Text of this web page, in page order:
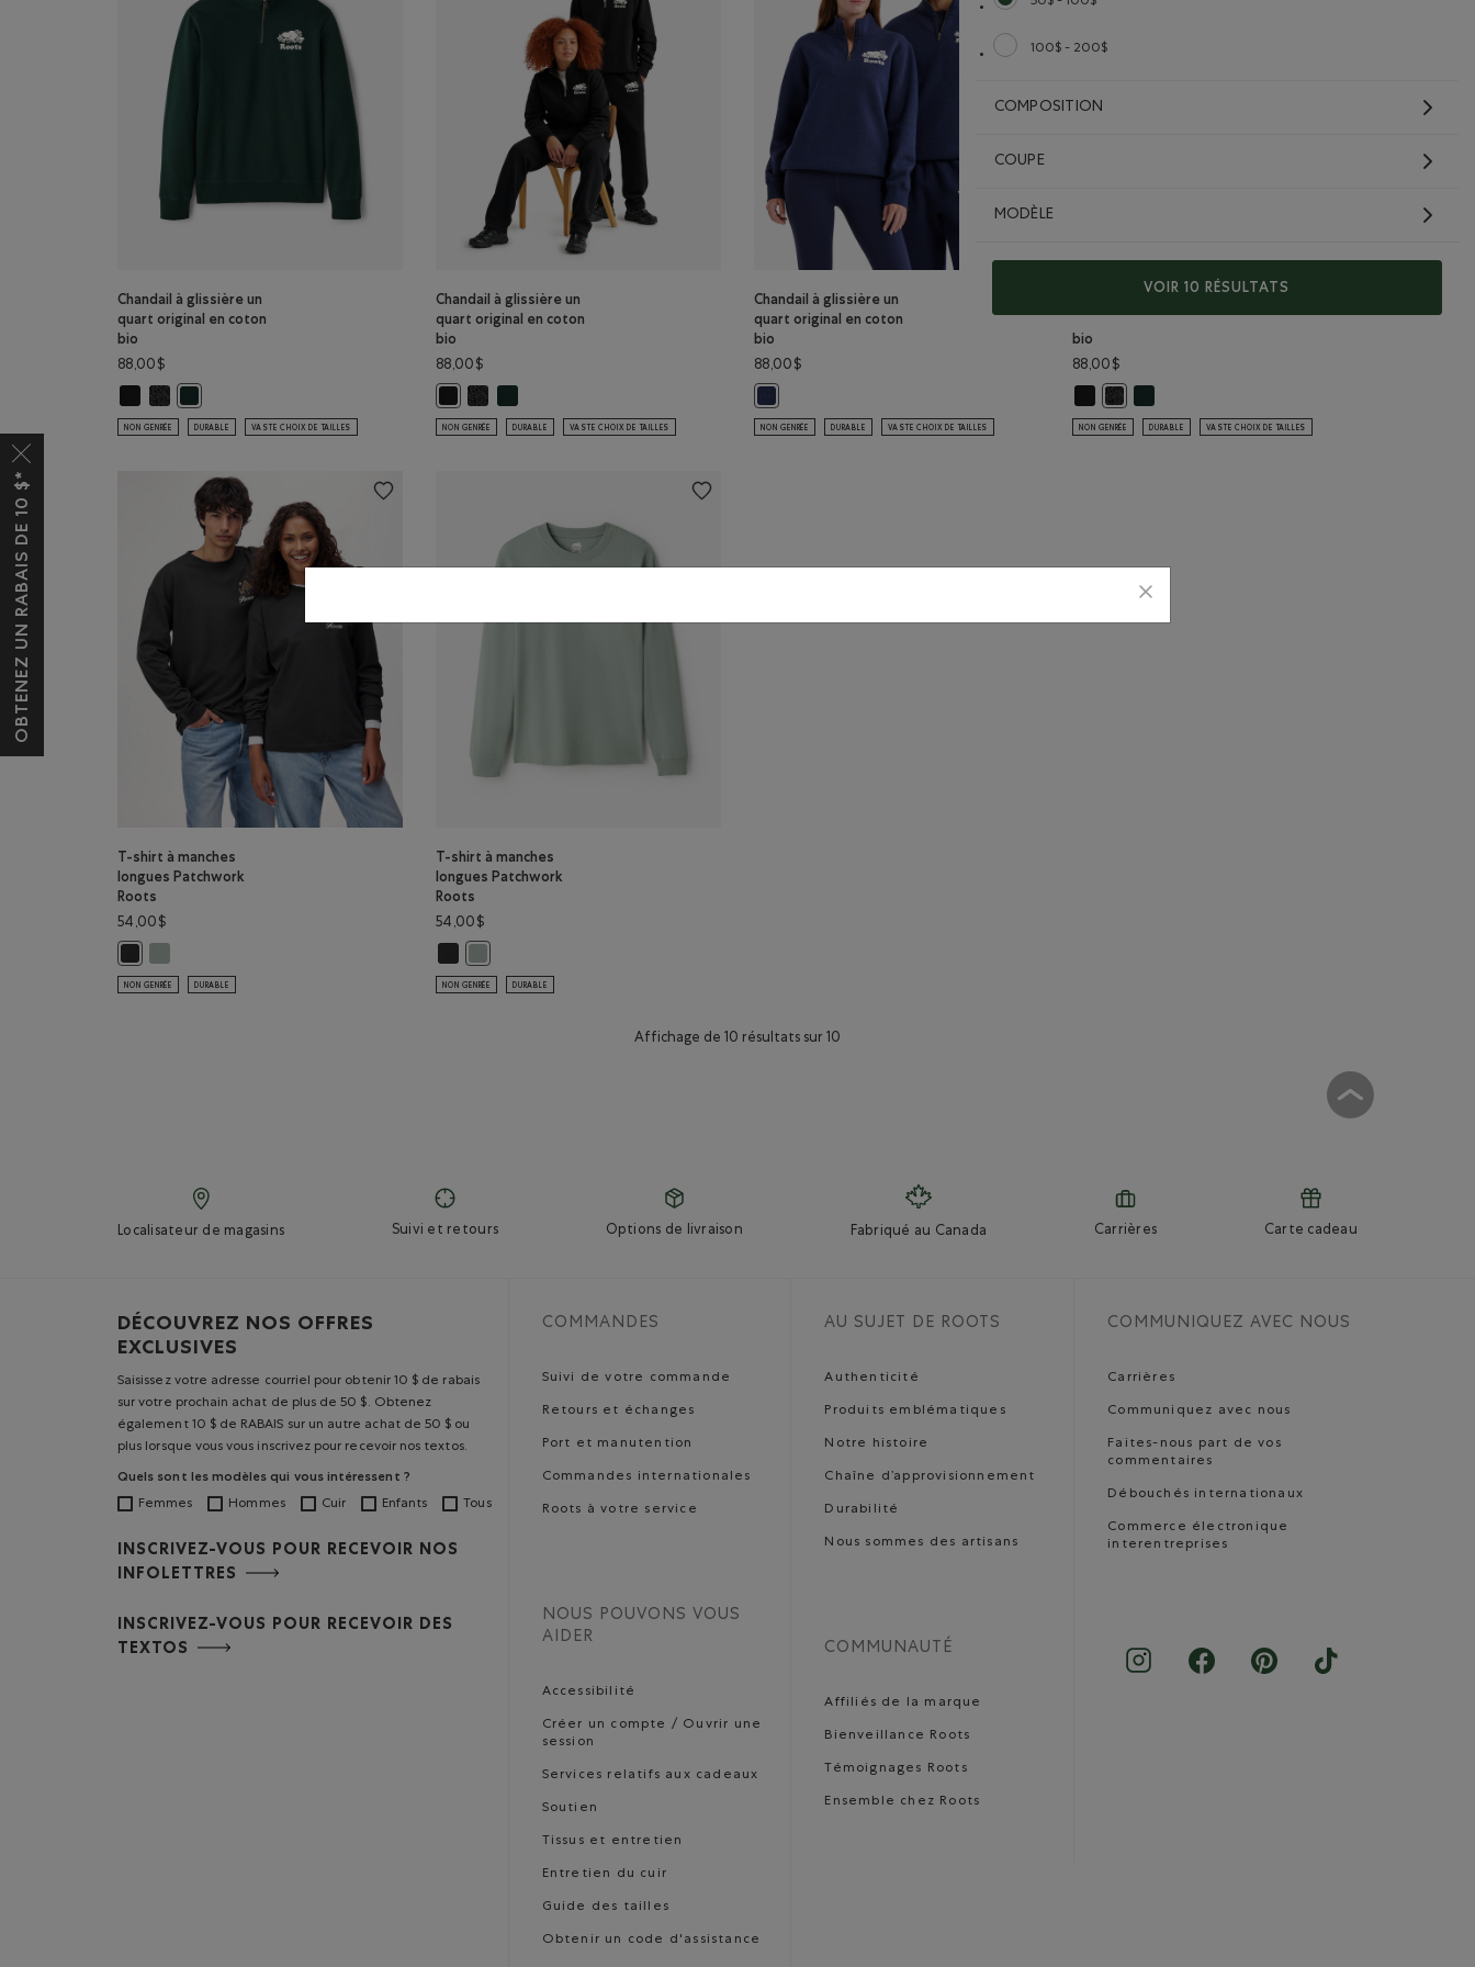
Choisir Classé selon Gamme de prix : 50$ - 100$
100$ - 200$
Classer selon Gamme de prix : 100$ - 200$
COMPOSITION
COUPE
MODÈLE
VOIR 10 RÉSULTATS
Chandail à glissière un
quart original en coton
bio
88,00$
Chandail à glissière un quart original en coton bio: NOIR Couleur
Chandail à glissière un quart original en coton bio: POIVRE NOIR Couleur
Chandail à glissière un quart original en coton bio: VARSITY VERT Couleur
NON GENRÉE DURABLE VASTE CHOIX DE TAILLES
Chandail à glissière un
quart original en coton
bio
88,00$
Chandail à glissière un quart original en coton bio: NOIR Couleur
Chandail à glissière un quart original en coton bio: POIVRE NOIR Couleur
Chandail à glissière un quart original en coton bio: VARSITY VERT Couleur
NON GENRÉE DURABLE VASTE CHOIX DE TAILLES
Chandail à glissière un
quart original en coton
bio
88,00$
Chandail à glissière un quart original en coton bio: MÉLANGE CRÉPUSCULE Couleur
NON GENRÉE DURABLE VASTE CHOIX DE TAILLES
quart original en coton
bio
88,00$
Chandail à glissière un quart original en coton bio: NOIR
Chandail à glissière un quart original en coton bio:
NON GENRÉE DURABLE VASTE CHOIX DE TAILLES
T-shirt à manches
longues Patchwork
Roots
54,00$
NON GENRÉE DURABLE
T-shirt à manches
longues Patchwork
Roots
54,00$
NON GENRÉE DURABLE
Affichage de 10 résultats sur 10
Localisateur de magasins Suivi et retours Options de livraison Fabriqué au Canada Carrières Carte cadeau
DÉCOUVREZ NOS OFFRES
EXCLUSIVES
Saisissez votre adresse courriel pour obtenir 10 $ de rabais
sur votre prochain achat de plus de 50 $. Obtenez
également 10 $ de RABAIS sur un autre achat de 50 $ ou
plus lorsque vous vous inscrivez pour recevoir nos textos.
Quels sont les modèles qui vous intéressent ?
Femmes Hommes Cuir Enfants Tous
INSCRIVEZ-VOUS POUR RECEVOIR NOS
INFOLETTRES
INSCRIVEZ-VOUS POUR RECEVOIR DES
TEXTOS
COMMANDES
Suivi de votre commande
Retours et échanges
Port et manutention
Commandes internationales
Roots à votre service
NOUS POUVONS VOUS
AIDER
Accessibilité
Créer un compte / Ouvrir une
session
Services relatifs aux cadeaux
Soutien
Tissus et entretien
Entretien du cuir
Guide des tailles
Obtenir un code d'assistance
AU SUJET DE ROOTS
Authenticité
Produits emblématiques
Notre histoire
Chaîne d’approvisionnement
Durabilité
Nous sommes des artisans
COMMUNAUTÉ
Affiliés de la marque
Bienveillance Roots
Témoignages Roots
Ensemble chez Roots
COMMUNIQUEZ AVEC NOUS
Carrières
Communiquez avec nous
Faites-nous part de vos
commentaires
Débouchés internationaux
Commerce électronique
interentreprises
OBTENEZ UN RABAIS DE 10 $*